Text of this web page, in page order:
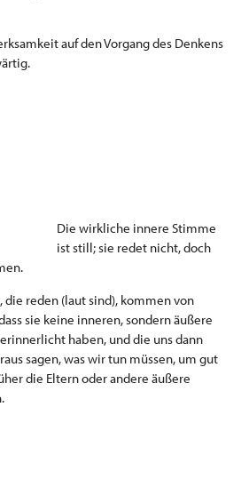
auf den Vorgang des Denkens
Die wirkliche innere Stimme
ist still; sie redet nicht, doch
die reden (laut sind), kommen von
sie keine inneren, sondern äußere
haben, und die uns dann
sagen, was wir tun müssen, um gut
die Eltern oder andere äußere